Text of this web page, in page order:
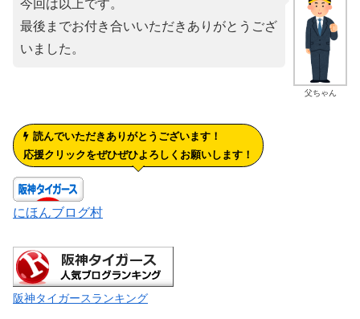
父ちゃん
今回は以上です。
最後までお付き合いいただきありがとうござ
いました。
読んでいただきありがとうございます！
応援クリックをぜひぜひよろしくお願いします！
にほんブログ村
阪神タイガースランキング